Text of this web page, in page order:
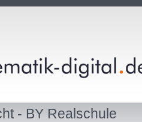
- BY Realschule